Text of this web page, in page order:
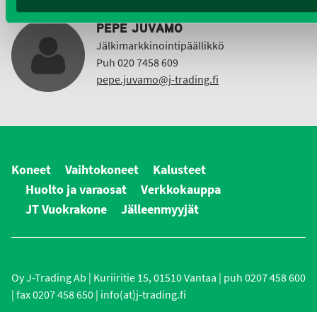
PEPE JUVAMO
Jälkimarkkinointipäällikkö
Puh 020 7458 609
pepe.juvamo@j-trading.fi
Koneet Vaihtokoneet
Kalusteet
Huolto ja varaosat
Verkkokauppa
JT Vuokrakone
Jälleenmyyjät
Oy J-Trading Ab | Kuriiritie 15, 01510 Vantaa | puh 0207 458 600
| fax 0207 458 650 | info(at)j-trading.fi